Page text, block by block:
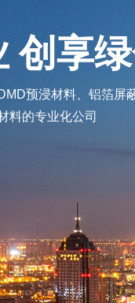
创享
预浸材料、铝箔屏
料的专业化公司